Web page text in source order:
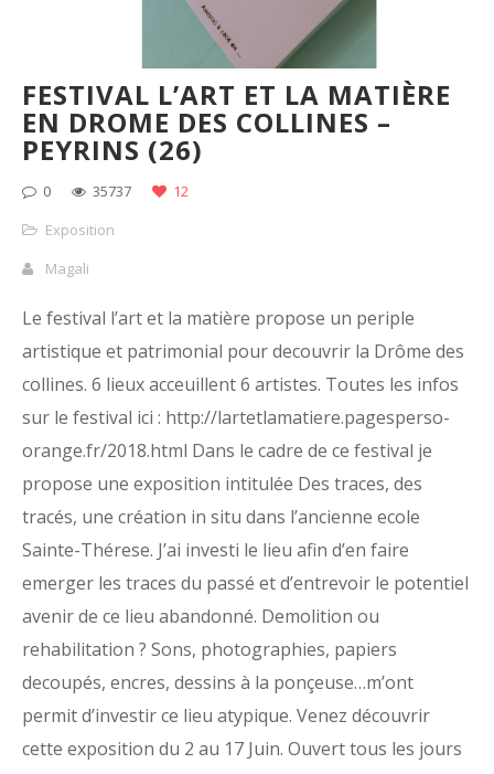
FESTIVAL L’ART ET LA MATIÈRE
EN DROME DES COLLINES –
PEYRINS (26)
0 35737
12
Exposition
Magali
Le festival l’art et la matière propose un periple
artistique et patrimonial pour decouvrir la Drôme des
collines. 6 lieux acceuillent 6 artistes. Toutes les infos
sur le festival ici : http://lartetlamatiere.pagesperso-
orange.fr/2018.html Dans le cadre de ce festival je
propose une exposition intitulée Des traces, des
tracés, une création in situ dans l’ancienne ecole
Sainte-Thérese. J’ai investi le lieu afin d’en faire
emerger les traces du passé et d’entrevoir le potentiel
avenir de ce lieu abandonné. Demolition ou
rehabilitation ? Sons, photographies, papiers
decoupés, encres, dessins à la ponçeuse…m’ont
permit d’investir ce lieu atypique. Venez découvrir
cette exposition du 2 au 17 Juin. Ouvert tous les jours